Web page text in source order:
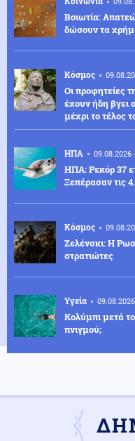
Βοιωτία:
δώσουν τα
Κόσμος
Οι προφητείες
έχουν ήδη βγει
μέχρι το τέλος
ΗΠΑ 09.08.2026
ΗΠΑ: Ρεκόρ 37
Ξεπέρασαν τις
Κόσμος
Ζελένσκι: Η
στρατιώτες
Υγεία
Κολύμπι μετά
πνιγμού;